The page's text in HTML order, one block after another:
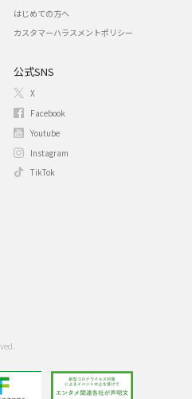
はじめての方へ
カスタマーハラスメントポリシー
公式SNS
X
Facebook
Youtube
Instagram
TikTok